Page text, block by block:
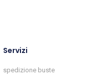
Servizi
spedizione buste